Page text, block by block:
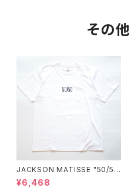
その
JACKSON MATISSE "50/50
Tee"
¥6,468